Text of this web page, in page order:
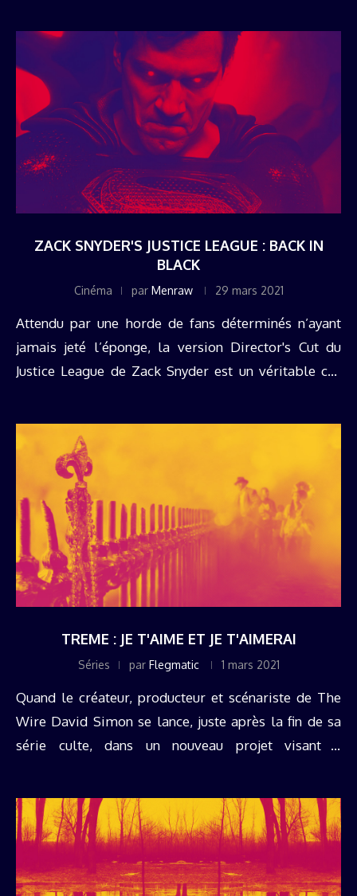
ZACK SNYDER'S JUSTICE LEAGUE : BACK IN
BLACK
Cinéma par Menraw 29 mars 2021
Attendu par une horde de fans déterminés n’ayant
jamais jeté l’éponge, la version Director's Cut du
Justice League de Zack Snyder est un véritable cas
TREME : JE T'AIME ET JE T'AIMERAI
Séries par Flegmatic 1 mars 2021
Quand le créateur, producteur et scénariste de The
Wire David Simon se lance, juste après la fin de sa
série culte, dans un nouveau projet visant à